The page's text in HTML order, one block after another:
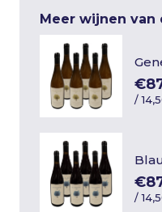
Meer wijnen van
/
/